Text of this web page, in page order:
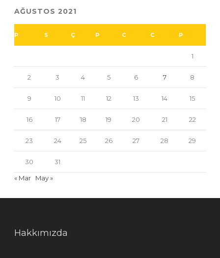
AĞUSTOS 2021
P S Ç P C C P
1
2 3 4 5 6 7 8
9 10 11 12 13 14 15
16 17 18 19 20 21 22
23 24 25 26 27 28 29
30 31
« Mar May »
Hakkımızda